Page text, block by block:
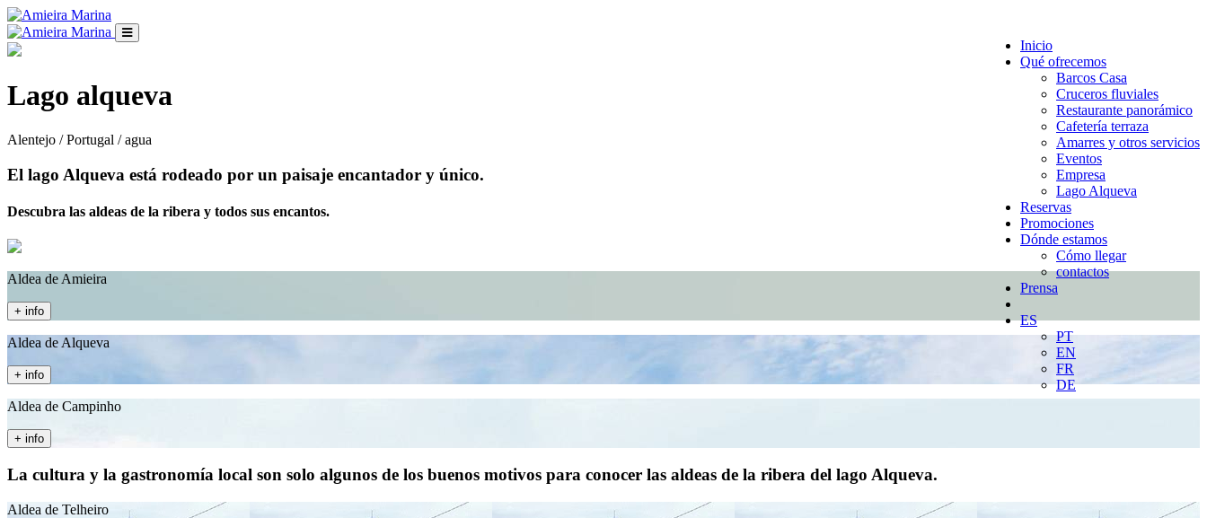
Inicio
Qué ofrecemos
Barcos Casa
Cruceros fluviales
Restaurante panorámico
Cafetería terraza
Amarres y otros servicios
Eventos
Empresa
Lago Alqueva
Reservas
Promociones
Dónde estamos
Cómo llegar
contactos
Prensa
ES
PT
EN
FR
DE
Lago alqueva
Alentejo / Portugal / agua
El lago Alqueva está rodeado por un paisaje encantador y único.
Descubra las aldeas de la ribera y todos sus encantos.
Aldea de Amieira
+ info
Aldea de Alqueva
+ info
Aldea de Campinho
+ info
La cultura y la gastronomía local son solo algunos de los buenos motivos para conocer las aldeas de la ribera del lago Alqueva.
Aldea de Telheiro